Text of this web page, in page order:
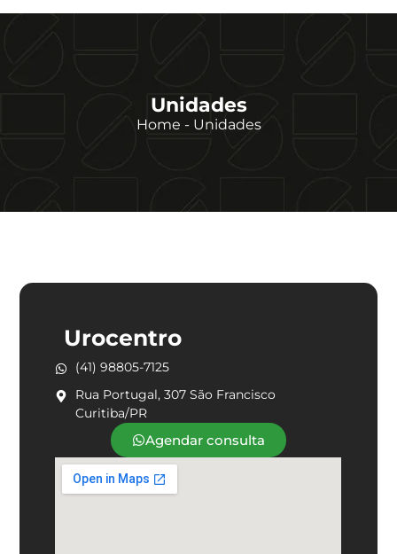
Unidades
Home - Unidades
Urocentro
(41) 98805-7125
Rua Portugal, 307 São Francisco
Curitiba/PR
Agendar consulta